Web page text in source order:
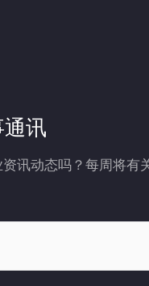
讯
讯动态吗？每周将有